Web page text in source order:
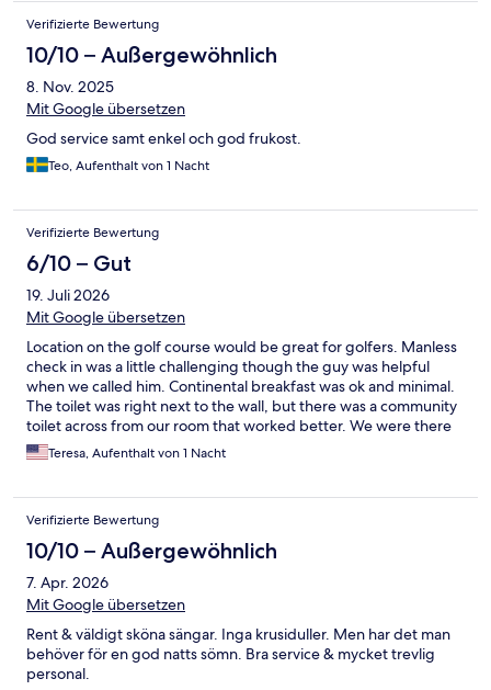
Verifizierte Bewertung
10/10 – Außergewöhnlich
8. Nov. 2025
Mit Google übersetzen
God service samt enkel och god frukost.
Teo, Aufenthalt von 1 Nacht
Verifizierte Bewertung
6/10 – Gut
19. Juli 2026
Mit Google übersetzen
Location on the golf course would be great for golfers. Manless
check in was a little challenging though the guy was helpful
when we called him. Continental breakfast was ok and minimal.
The toilet was right next to the wall, but there was a community
toilet across from our room that worked better. We were there
in the summer with the cart garage below the window, so
couldn't open the window for the noise. This would be
mat, thicker towels and more pillows would be helpful.
Teresa, Aufenthalt von 1 Nacht
Verifizierte Bewertung
10/10 – Außergewöhnlich
7. Apr. 2026
Mit Google übersetzen
Rent & väldigt sköna sängar. Inga krusiduller. Men har det man
behöver för en god natts sömn. Bra service & mycket trevlig
personal.